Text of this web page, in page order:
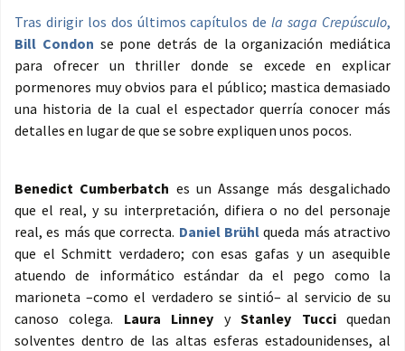
Tras dirigir los dos últimos capítulos dela saga Crepúsculo,
Bill Condon se pone detrás de la organización mediática
para ofrecer un thriller donde se excede en explicar
pormenores muy obvios para el público; mastica demasiado
una historia de la cual el espectador querría conocer más
detalles en lugar de que se sobre expliquen unos pocos.
Benedict Cumberbatch es un Assange más desgalichado
que el real, y su interpretación, difiera o no del personaje
real, es más que correcta. Daniel Brühl queda más atractivo
que el Schmitt verdadero; con esas gafas y un asequible
atuendo de informático estándar da el pego como la
marioneta –como el verdadero se sintió– al servicio de su
canoso colega. Laura Linney yStanley Tucciquedan
solventes dentro de las altas esferas estadounidenses, al